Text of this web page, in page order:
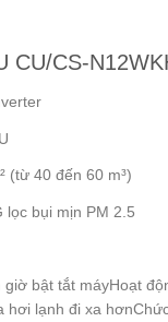
CU/CS-
(từ 40 đến 60 m³)
lọc bụi mịn PM 2.5
giờ bật tắt máyHoạt
hơi lạnh đi xa hơn